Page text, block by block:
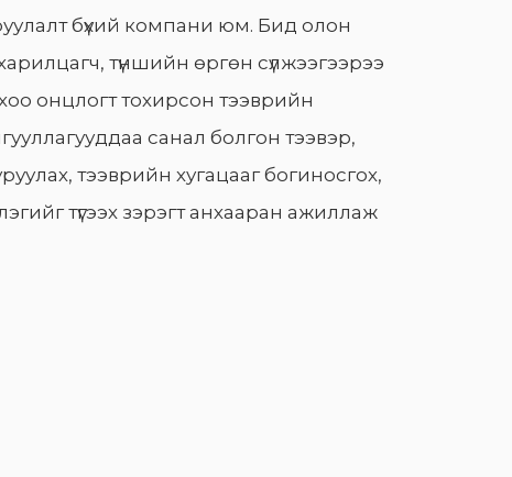
бүхий компани юм. Бид олон
түншийн өргөн сүлжээгээрээ
онцлогт тохирсон тээврийн
санал болгон тээвэр,
тээврийн хугацааг богиносгох,
түгээх зэрэгт анхааран ажиллаж